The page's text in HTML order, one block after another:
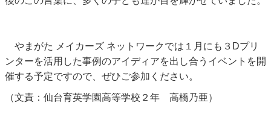
やまがた メイカーズ ネットワークでは１月にも３Dプリ
ンターを活用した事例のアイディアを出し合うイベントを開
催する予定ですので、ぜひご参加ください。
（文責：仙台育英学園高等学校２年 高橋乃亜）